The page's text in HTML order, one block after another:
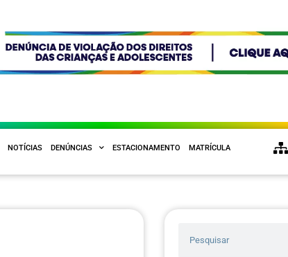
NOTÍCIAS DENÚNCIAS ESTACIONAMENTO MATRÍCULA